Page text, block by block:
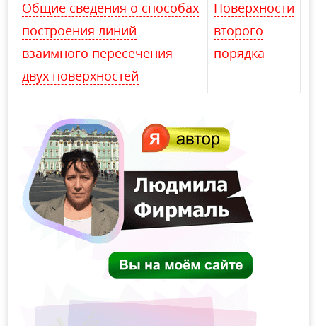
Общие сведения о способах
построения линий
взаимного пересечения
двух поверхностей
Поверхности
второго
порядка